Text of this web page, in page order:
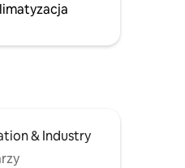
& Industry